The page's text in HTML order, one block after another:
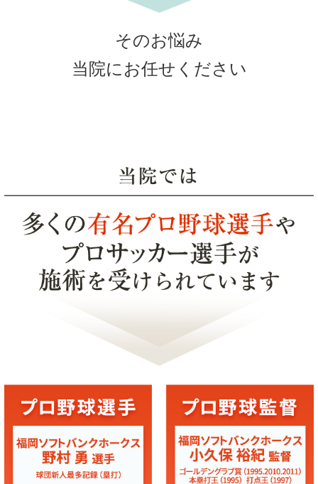
そのお悩み
当院にお任せください